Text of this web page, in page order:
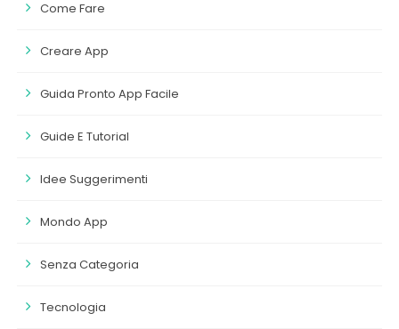
Come Fare
Creare App
Guida Pronto App Facile
Guide E Tutorial
Idee Suggerimenti
Mondo App
Senza Categoria
Tecnologia